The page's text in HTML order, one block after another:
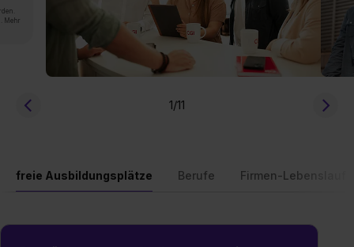
Mehr
1/11
freie Ausbildungsplätze Berufe Firmen-Lebenslauf